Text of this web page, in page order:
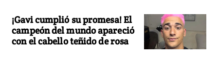
¡Gavi cumplió su promesa! El
campeón del mundo apareció
con el cabello teñido de rosa